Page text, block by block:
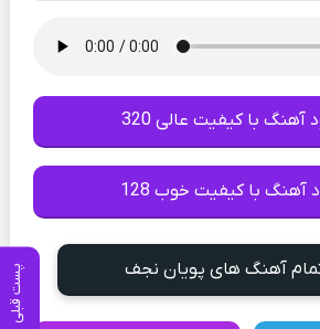
پست قبلی
آهنگ با کیفیت عالی 320
آهنگ با کیفیت خوب 128
تمام آهنگ های پویان نجف